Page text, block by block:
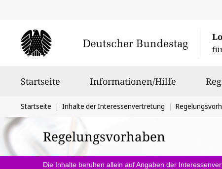
Startseite Informationen/Hilfe
Sie
befinden
sich
hier:
Startseite Inhalte der Interessenvertretung
Regelungsvorhaben
Die Inhalte beruhen allein auf Angaben der